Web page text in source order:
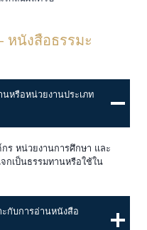
หนังสือธรรมะ
นหรือหน่วยงานประเภท
ร หน่วยงานการศึกษา และ
กเป็นธรรมทานหรือใช้ใน
ะกับการอ่านหนังสือ